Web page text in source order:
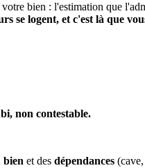
votre bien : l'estimation que
se logent, et c'est là que
non contestable.
bien et des dépendances